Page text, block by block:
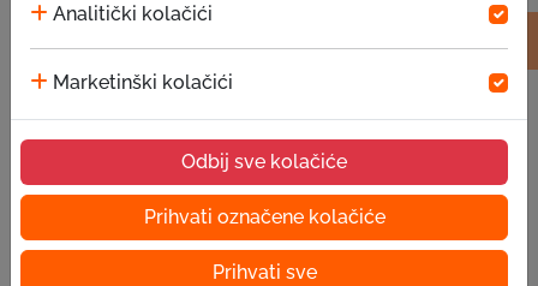
Analitički kolačići
Marketinški kolačići
Odbij sve kolačiće
Prihvati označene kolačiće
Prihvati sve